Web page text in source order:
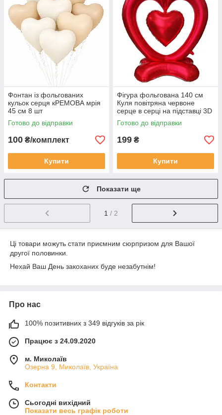
Фонтан із фольгованих
кульок серця кРЕМОВА мрія
45 см 8 шт
Готово до відправки
100 ₴/комплект
Купити
Фігура фольгована 140 см
Куля повітряна червоне
серце в серці на підставці 3D
Готово до відправки
199 ₴
Купити
Показати ще
1 / 2
Ці товари можуть стати приємним сюрпризом для Вашої
другої половинки.
Нехай Ваш День закоханих буде незабутнім!
Про нас
100% позитивних з 349 відгуків за рік
Працює з 24.09.2020
м. Миколаїв
Озерна 9, Миколаїв, Україна
Контакти
Сьогодні вихідний
Показати весь графік роботи